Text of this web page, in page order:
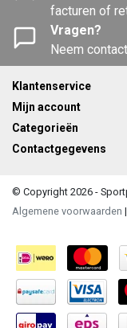
facturen of
Vragen?
Neem
Klantenservice
Mijn account
Categorieën
Contactgegevens
© Copyright 2026 -
Algemene voorwaarden |